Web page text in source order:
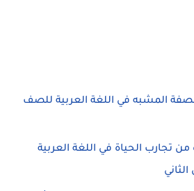
المشبه في اللغة العربية للصف
تجارب الحياة في اللغة العربية